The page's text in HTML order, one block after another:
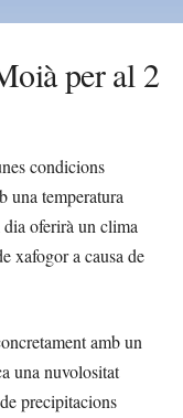
per al 2
condicions
una temperatura
oferirà un clima
xafogor a causa de
amb un
una nuvolositat
precipitacions